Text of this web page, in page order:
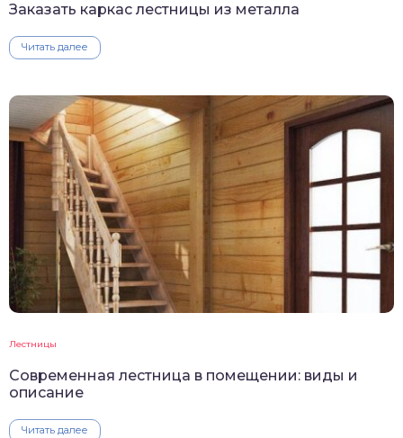
Заказать каркас лестницы из металла
Читать далее
Лестницы
Современная лестница в помещении: виды и
описание
Читать далее